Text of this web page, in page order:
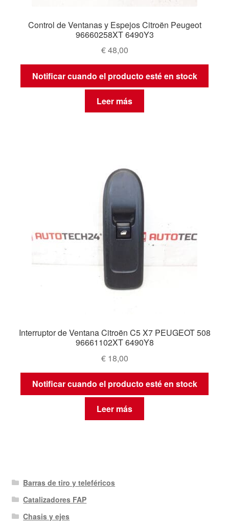
Control de Ventanas y Espejos Citroën Peugeot
96660258XT 6490Y3
€48,00
Notificar cuando el producto esté en stock
Leer más
Interruptor de Ventana Citroën C5 X7 PEUGEOT 508
96661102XT 6490Y8
€18,00
Notificar cuando el producto esté en stock
Leer más
Barras de tiro y teleféricos
Catalizadores FAP
Chasis y ejes